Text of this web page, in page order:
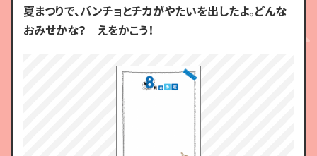
夏まつりで、パンチョとチカがやたいを出したよ。どんな
おみせかな？ えをかこう！